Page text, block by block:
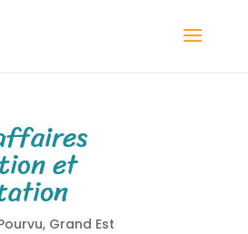
et
, Grand Est